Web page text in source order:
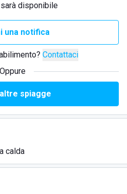
disponibile
una notifica
Contattaci
Oppure
spiagge
calda